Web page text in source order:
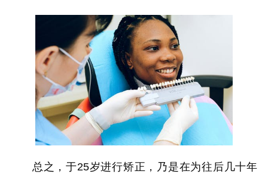
总之，于25岁进行矫正，乃是在为往后几十年